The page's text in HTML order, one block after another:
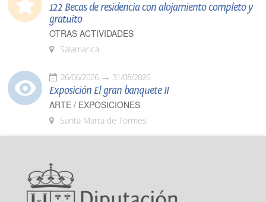
122 Becas de residencia con alojamiento completo y
gratuito
OTRAS ACTIVIDADES
Salamanca
26/06/2026 31/08/2026
Exposición El gran banquete II
ARTE / EXPOSICIONES
Santa Marta de Tormes